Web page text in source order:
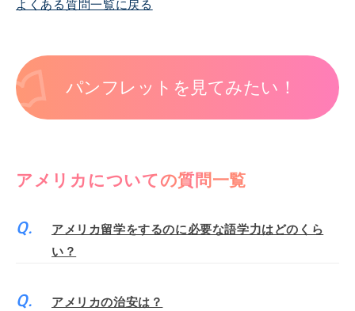
よくある質問一覧に戻る
パンフレットを見てみたい！
アメリカについての質問一覧
アメリカ留学をするのに必要な語学力はどのくら
い？
アメリカの治安は？